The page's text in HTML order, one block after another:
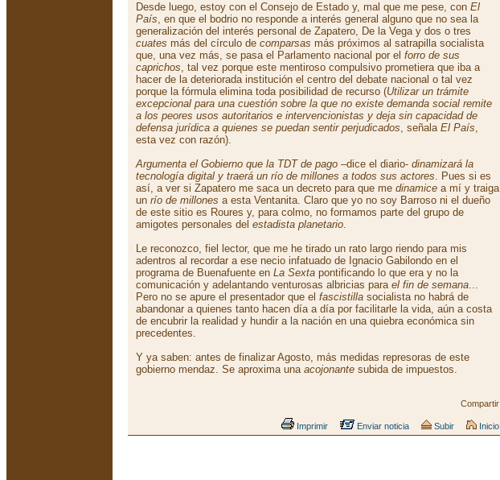
Desde luego, estoy con el Consejo de Estado y, mal que me pese, con El
País, en que el bodrio no responde a interés general alguno que no sea la
generalización del interés personal de Zapatero, De la Vega y dos o tres
cuates más del círculo de comparsas más próximos al satrapilla socialista
que, una vez más, se pasa el Parlamento nacional por el forro de sus
caprichos, tal vez porque este mentiroso compulsivo prometiera que iba a
hacer de la deteriorada institución el centro del debate nacional o tal vez
porque la fórmula elimina toda posibilidad de recurso (Utilizar un trámite
excepcional para una cuestión sobre la que no existe demanda social remite
a los peores usos autoritarios e intervencionistas y deja sin capacidad de
defensa jurídica a quienes se puedan sentir perjudicados, señala El País,
esta vez con razón).
Argumenta el Gobierno que la TDT de pago –dice el diario- dinamizará la
tecnología digital y traerá un río de millones a todos sus actores. Pues si es
así, a ver si Zapatero me saca un decreto para que me dinamice a mí y traiga
un río de millones a esta Ventanita. Claro que yo no soy Barroso ni el dueño
de este sitio es Roures y, para colmo, no formamos parte del grupo de
amigotes personales del estadista planetario.
Le reconozco, fiel lector, que me he tirado un rato largo riendo para mis
adentros al recordar a ese necio infatuado de Ignacio Gabilondo en el
programa de Buenafuente en La Sexta pontificando lo que era y no la
comunicación y adelantando venturosas albricias para el fin de semana...
Pero no se apure el presentador que el fascistilla socialista no habrá de
abandonar a quienes tanto hacen día a día por facilitarle la vida, aún a costa
de encubrir la realidad y hundir a la nación en una quiebra económica sin
precedentes.
Y ya saben: antes de finalizar Agosto, más medidas represoras de este
gobierno mendaz. Se aproxima una acojonante subida de impuestos.
Compartir
Imprimir Enviar noticia Subir Inicio